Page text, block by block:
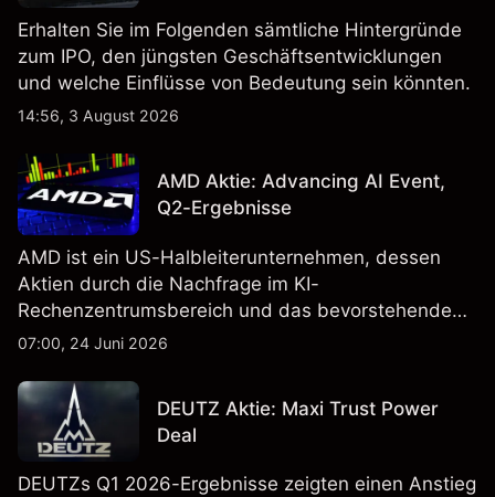
Erhalten Sie im Folgenden sämtliche Hintergründe
zum IPO, den jüngsten Geschäftsentwicklungen
und welche Einflüsse von Bedeutung sein könnten.
14:56, 3 August 2026
AMD Aktie: Advancing AI Event,
Q2-Ergebnisse
AMD ist ein US-Halbleiterunternehmen, dessen
Aktien durch die Nachfrage im KI-
Rechenzentrumsbereich und das bevorstehende
„Advancing AI 2026"-Event im Juli Aufmerksamkeit
Vergangenheit ist kein verlässlicher Indikator für
zukünftige Ergebnisse.
07:00, 24 Juni 2026
DEUTZ Aktie: Maxi Trust Power
Deal
DEUTZs Q1 2026-Ergebnisse zeigten einen Anstieg